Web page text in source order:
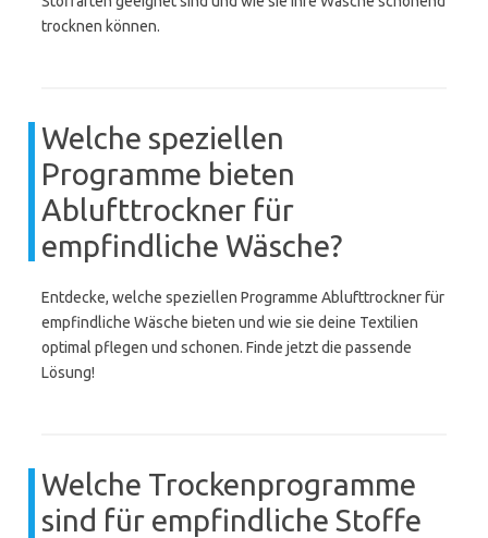
trocknen können.
Welche speziellen
Programme bieten
Ablufttrockner für
empfindliche Wäsche?
Entdecke, welche speziellen Programme Ablufttrockner für
empfindliche Wäsche bieten und wie sie deine Textilien
optimal pflegen und schonen. Finde jetzt die passende
Lösung!
Welche Trockenprogramme
sind für empfindliche Stoffe